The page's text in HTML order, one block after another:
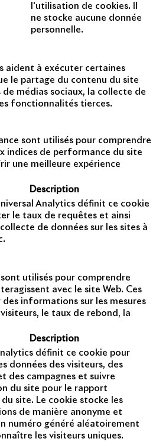
l'utilisation de cookies. Il
ne stocke aucune donnée
personnelle.
aident à exécuter certaines
le partage du contenu du site
médias sociaux, la collecte de
fonctionnalités tierces.
sont utilisés pour comprendre
indices de performance du site
une meilleure expérience
Description
Analytics définit ce cookie
le taux de requêtes et ainsi
de données sur les sites à
utilisés pour comprendre
avec le site Web. Ces
informations sur les mesures
le taux de rebond, la
Description
définit ce cookie pour
données des visiteurs, des
des campagnes et suivre
du site pour le rapport
du site. Le cookie stocke les
de manière anonyme et
numéro généré aléatoirement
les visiteurs uniques.